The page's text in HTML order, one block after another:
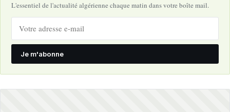
L'essentiel de l'actualité algérienne chaque matin dans votre boîte mail.
Je m'abonne